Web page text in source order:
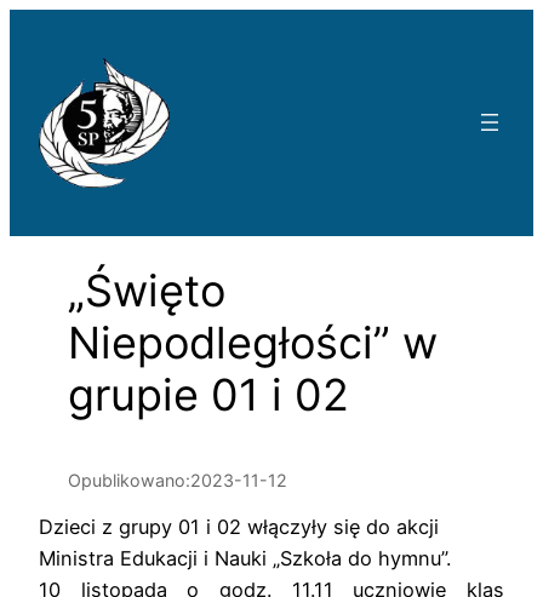
„Święto
Niepodległości” w
grupie 01 i 02
Opublikowano:2023-11-12
Dzieci z grupy 01 i 02 włączyły się do akcji
Ministra Edukacji i Nauki „Szkoła do hymnu”.
10 listopada o godz. 11.11 uczniowie klas